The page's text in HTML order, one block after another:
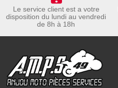
Le service client est a votre
disposition du lundi au vendredi
de 8h à 18h